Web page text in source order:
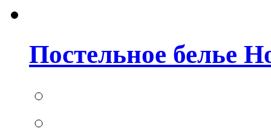
Постельное белье